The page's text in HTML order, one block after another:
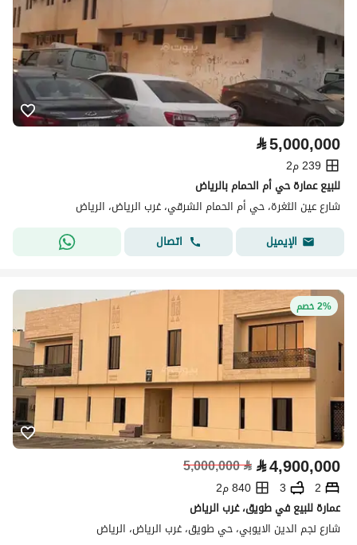
⃁5,000,000
239 م2
للبيع عمارة حي أم الحمام بالرياض
شارع عين الثغرة، حي أم الحمام الشرقي، غرب الرياض، الرياض
الإيميل
اتصال
2% خصم
⃁4,900,000
⃁
5,000,000
2
3
840 م2
عمارة للبيع في طويق، غرب الرياض
شارع نجم الدين الايوبي، حي طويق، غرب الرياض، الرياض